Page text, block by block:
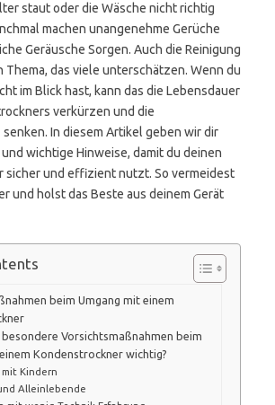
staut oder die Wäsche nicht richtig
machen unangenehme Gerüche
Geräusche Sorgen. Auch die Reinigung
Thema, das viele unterschätzen. Wenn du
im Blick hast, kann das die Lebensdauer
verkürzen und die
In diesem Artikel geben wir dir
wichtige Hinweise, damit du deinen
sicher und effizient nutzt. So vermeidest
und holst das Beste aus deinem Gerät
beim Umgang mit einem
besondere Vorsichtsmaßnahmen beim
Kondenstrockner wichtig?
mit Kindern
Alleinlebende